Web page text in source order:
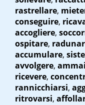
rastrellare,
conseguire,
accogliere,
ospitare,
accumulare,
avvolgere,
ricevere,
rannicchiarsi,
ritrovarsi,